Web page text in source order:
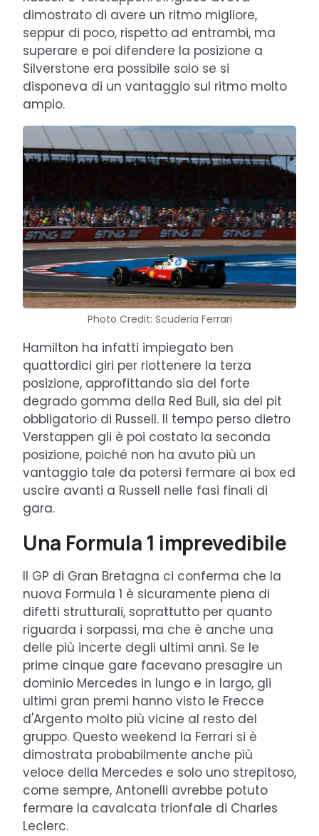
dimostrato di avere un ritmo migliore,
seppur di poco, rispetto ad entrambi, ma
superare e poi difendere la posizione a
Silverstone era possibile solo se si
disponeva di un vantaggio sul ritmo molto
ampio.
Photo Credit: Scuderia Ferrari
Hamilton ha infatti impiegato ben
quattordici giri per riottenere la terza
posizione, approfittando sia del forte
degrado gomma della Red Bull, sia del pit
obbligatorio di Russell. Il tempo perso dietro
Verstappen gli è poi costato la seconda
posizione, poiché non ha avuto più un
vantaggio tale da potersi fermare ai box ed
uscire avanti a Russell nelle fasi finali di
gara.
Una Formula 1 imprevedibile
Il GP di Gran Bretagna ci conferma che la
nuova Formula 1 è sicuramente piena di
difetti strutturali, soprattutto per quanto
riguarda i sorpassi, ma che è anche una
delle più incerte degli ultimi anni. Se le
prime cinque gare facevano presagire un
dominio Mercedes in lungo e in largo, gli
ultimi gran premi hanno visto le Frecce
d'Argento molto più vicine al resto del
gruppo. Questo weekend la Ferrari si è
dimostrata probabilmente anche più
veloce della Mercedes e solo uno strepitoso,
come sempre, Antonelli avrebbe potuto
fermare la cavalcata trionfale di Charles
Leclerc.